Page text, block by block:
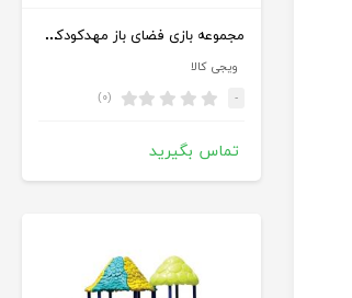
مجموعه بازی فضای باز مهدکودکی و پارکی مدل SP 4036
ویجی کالا
- (۰)
تماس بگیرید